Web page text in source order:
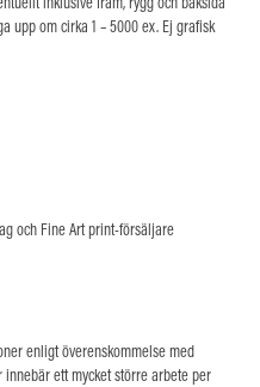
upp om cirka 1 – 5000 ex. Ej grafisk
och Fine Art print-försäljare
enligt överenskommelse med
ett mycket större arbete per